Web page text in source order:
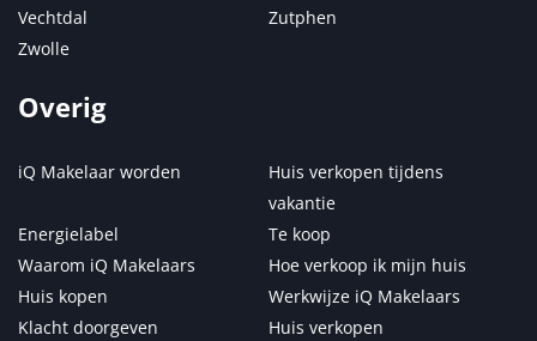
Vechtdal
Zutphen
Zwolle
Overig
iQ Makelaar worden
Huis verkopen tijdens
vakantie
Energielabel
Te koop
Waarom iQ Makelaars
Hoe verkoop ik mijn huis
Huis kopen
Werkwijze iQ Makelaars
Klacht doorgeven
Huis verkopen